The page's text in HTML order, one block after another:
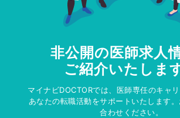
非公開の医師求人
ご紹介いたしま
マイナビDOCTORでは、医師専任のキャ
あなたの転職活動をサポートいたします
合わせください。